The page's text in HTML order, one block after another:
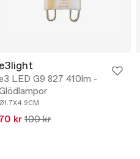
e3light
LED G9 827 410lm -
Ø1.7X4.9CM
70 kr 100 kr